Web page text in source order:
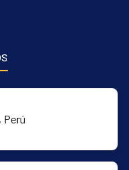
Perú